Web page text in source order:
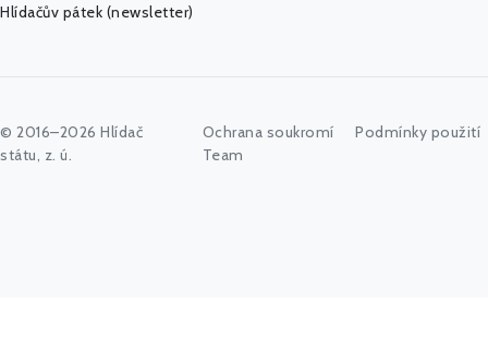
Hlídačův pátek (newsletter)
© 2016–2026 Hlídač
státu, z. ú.
Ochrana soukromí
Podmínky použití
Team